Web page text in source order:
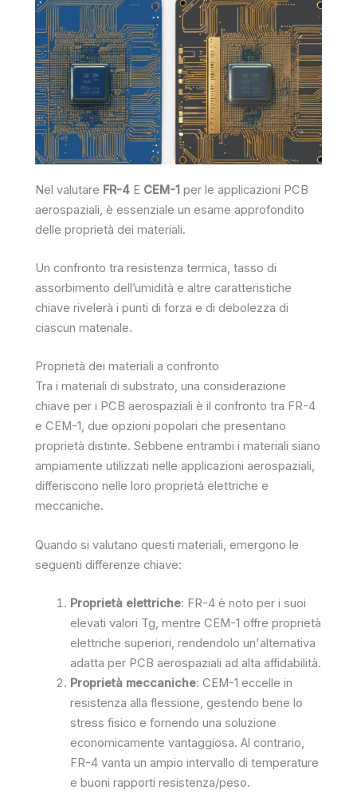
Nel valutare FR-4 E CEM-1 per le applicazioni PCB
aerospaziali, è essenziale un esame approfondito
delle proprietà dei materiali.
Un confronto tra resistenza termica, tasso di
assorbimento dell’umidità e altre caratteristiche
chiave rivelerà i punti di forza e di debolezza di
ciascun materiale.
Proprietà dei materiali a confronto
Tra i materiali di substrato, una considerazione
chiave per i PCB aerospaziali è il confronto tra FR-4
e CEM-1, due opzioni popolari che presentano
proprietà distinte. Sebbene entrambi i materiali siano
ampiamente utilizzati nelle applicazioni aerospaziali,
differiscono nelle loro proprietà elettriche e
meccaniche.
Quando si valutano questi materiali, emergono le
seguenti differenze chiave:
Proprietà elettriche: FR-4 è noto per i suoi
elevati valori Tg, mentre CEM-1 offre proprietà
elettriche superiori, rendendolo un'alternativa
adatta per PCB aerospaziali ad alta affidabilità.
Proprietà meccaniche: CEM-1 eccelle in
resistenza alla flessione, gestendo bene lo
stress fisico e fornendo una soluzione
economicamente vantaggiosa. Al contrario,
FR-4 vanta un ampio intervallo di temperature
e buoni rapporti resistenza/peso.